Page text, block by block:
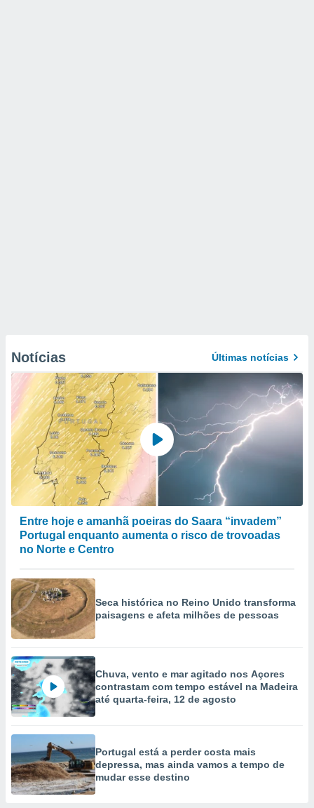
Notícias Últimas notícias
Entre hoje e amanhã poeiras do Saara “invadem”
Portugal enquanto aumenta o risco de trovoadas
no Norte e Centro
Seca histórica no Reino Unido transforma
paisagens e afeta milhões de pessoas
Chuva, vento e mar agitado nos Açores
contrastam com tempo estável na Madeira
até quarta-feira, 12 de agosto
Portugal está a perder costa mais
depressa, mas ainda vamos a tempo de
mudar esse destino